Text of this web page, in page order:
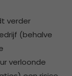
verder
(behalve
verloonde